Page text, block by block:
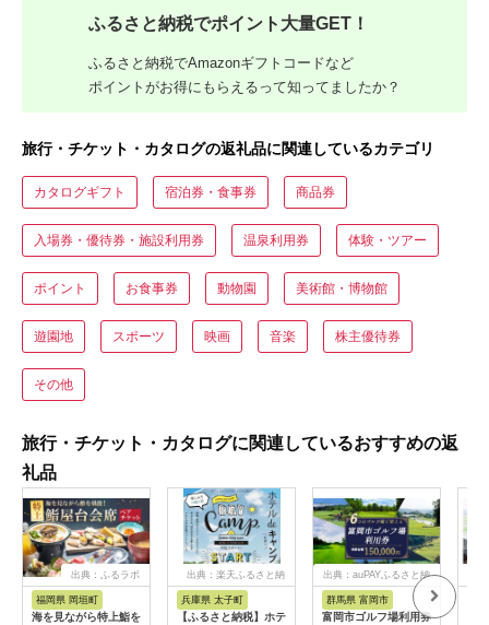
ふるさと納税でポイント大量GET！
ふるさと納税でAmazonギフトコードなど
ポイントがお得にもらえるって知ってましたか？
旅行・チケット・カタログの返礼品に関連しているカテゴリ
カタログギフト 宿泊券・食事券 商品券
入場券・優待券・施設利用券 温泉利用券 体験・ツアー
ポイント お食事券 動物園 美術館・博物館
遊園地 スポーツ 映画 音楽 株主優待券
その他
旅行・チケット・カタログに関連しているおすすめの返
礼品
出典：ふるラボ
福岡県 岡垣町
海を見ながら特上鮨を
出典：楽天ふるさと納
兵庫県 太子町
【ふるさと納税】ホテ
出典：auPAYふるさと納
群馬県 富岡市
富岡市ゴルフ場利用券